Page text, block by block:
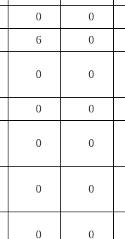
0 0
6 0
0 0
0 0
0 0
0 0
0 0